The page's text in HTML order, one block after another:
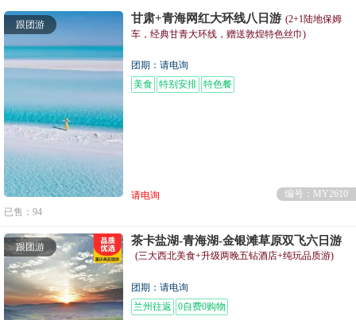
跟团游 甘肃+青海网红大环线八日游 (2+1陆地保姆
车，经典甘青大环线，赠送敦煌特色丝巾)
团期：请电询
美食 特别安排 特色餐
请电询
编号：MY2610
已售：94
跟团游 茶卡盐湖-青海湖-金银滩草原双飞六日游
(三大西北美食+升级两晚五钻酒店+纯玩品质游)
团期：请电询
兰州往返
0自费0购物